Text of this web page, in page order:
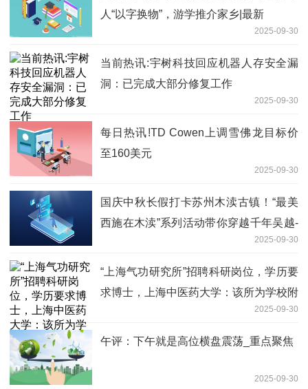
人“以字换物”，游学推介家乡|最新
2025-09-30
当前热讯:宇树科技回应机器人存安全漏
洞：已完成大部分修复工作
2025-09-30
每日热讯!TD Cowen上调雪佛龙目标价
至160美元
2025-09-30
国庆中秋长假打卡苏州木渎古镇！“最美
西施在木渎”系列活动带你穿越千年吴越-
2025-09-30
“上海气功研究所”招聘科研岗位，学历要
求博士，上海中医药大学：该所为学校附
2025-09-30
午评：下午就是高位横盘震荡_重点聚焦
2025-09-30